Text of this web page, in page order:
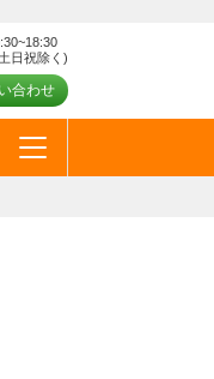
日祝除く)
合わせ